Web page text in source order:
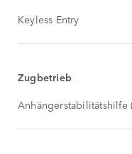
Keyless Entry
Zugbetrieb
Anhängerstabilitätshilfe